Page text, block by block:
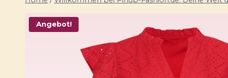
Angebot!